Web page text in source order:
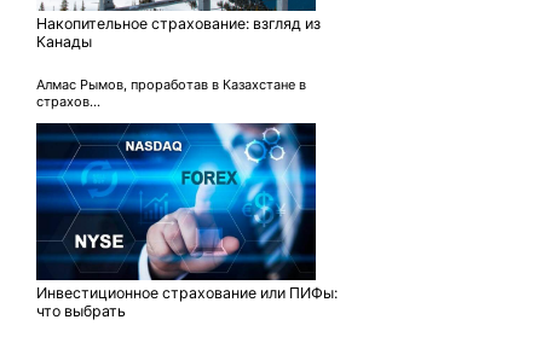
Накопительное страхование: взгляд из
Канады
Алмас Рымов, проработав в Казахстане в
страхов...
Инвестиционное страхование или ПИФы:
что выбрать